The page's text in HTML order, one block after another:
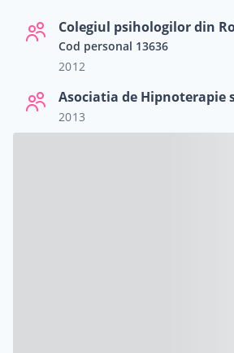
Colegiul psihologilor din
Cod personal 13636
2012
2013